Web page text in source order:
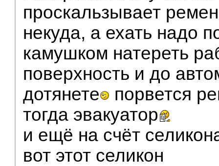
проскальзывает
некуда, а ехать надо
камушком натереть
поверхность и до
дотянете
порвется
тогда эвакуатор
и ещё на счёт
вот этот селикон